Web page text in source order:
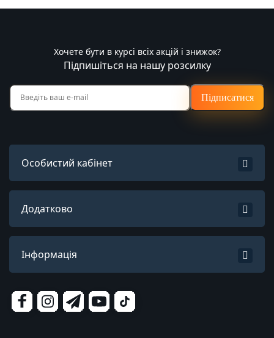
Хочете бути в курсі всіх акцій і знижок?
Підпишіться на нашу розсилку
Підписатися
Особистий кабінет
Додатково
Інформація